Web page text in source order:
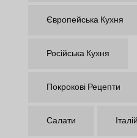
Європейська Кухня
Російська Кухня
Покрокові Рецепти
Салати